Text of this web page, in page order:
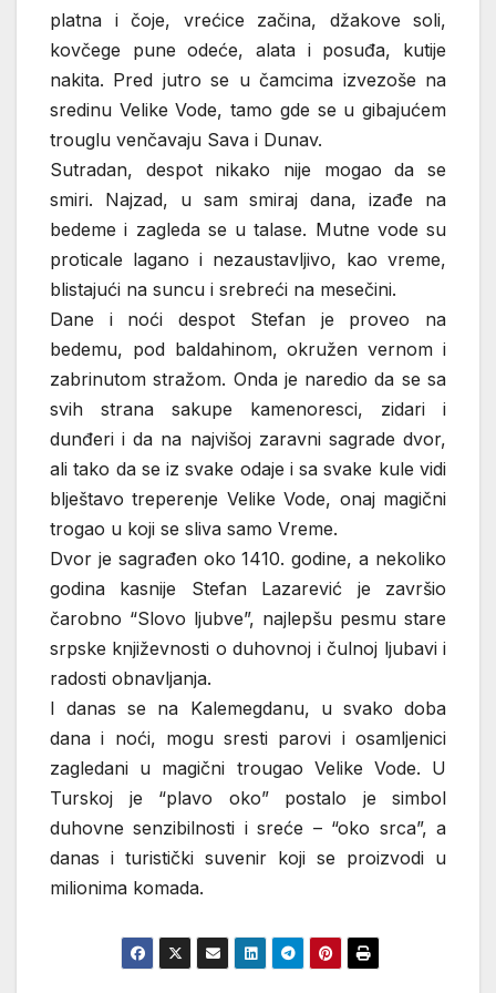
platna i čoje, vrećice začina, džakove soli,
kovčege pune odeće, alata i posuđa, kutije
nakita. Pred jutro se u čamcima izvezoše na
sredinu Velike Vode, tamo gde se u gibajućem
trouglu venčavaju Sava i Dunav.
Sutradan, despot nikako nije mogao da se
smiri. Najzad, u sam smiraj dana, izađe na
bedeme i zagleda se u talase. Mutne vode su
proticale lagano i nezaustavljivo, kao vreme,
blistajući na suncu i srebreći na mesečini.
Dane i noći despot Stefan je proveo na
bedemu, pod baldahinom, okružen vernom i
zabrinutom stražom. Onda je naredio da se sa
svih strana sakupe kamenoresci, zidari i
dunđeri i da na najvišoj zaravni sagrade dvor,
ali tako da se iz svake odaje i sa svake kule vidi
blještavo treperenje Velike Vode, onaj magični
trogao u koji se sliva samo Vreme.
Dvor je sagrađen oko 1410. godine, a nekoliko
godina kasnije Stefan Lazarević je završio
čarobno “Slovo ljubve”, najlepšu pesmu stare
srpske književnosti o duhovnoj i čulnoj ljubavi i
radosti obnavljanja.
I danas se na Kalemegdanu, u svako doba
dana i noći, mogu sresti parovi i osamljenici
zagledani u magični trougao Velike Vode. U
Turskoj je “plavo oko” postalo je simbol
duhovne senzibilnosti i sreće – “oko srca”, a
danas i turistički suvenir koji se proizvodi u
milionima komada.